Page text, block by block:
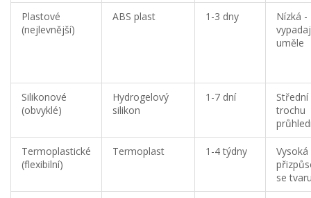
Plastové
(nejlevnější)
ABS plast 1-3 dny
Nízká -
uměle
Silikonové
(obvyklé)
Hydrogelový
silikon
1-7 dní
Střední
trochu
Termoplastické
(flexibilní)
Termoplast 1-4 týdny
Vysoká
se